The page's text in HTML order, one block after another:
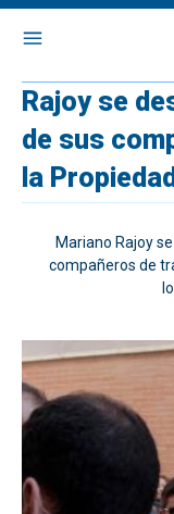
Rajoy se
de sus
la
Mariano Rajoy
compañeros de